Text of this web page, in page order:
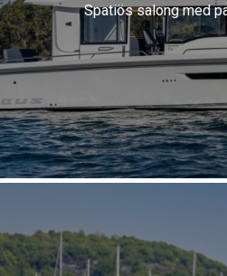
Spatiös salong med